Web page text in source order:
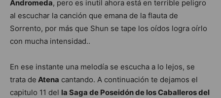
Andromeda, pero es inutil ahora está en terrible peligro
al escuchar la canción que emana de la flauta de
Sorrento, por más que Shun se tape los oídos logra oírlo
con mucha intensidad..
En ese instante una melodía se escucha a lo lejos, se
trata de Atena cantando. A continuación te dejamos el
capitulo 11 del la Saga de Poseidón de los Caballeros del